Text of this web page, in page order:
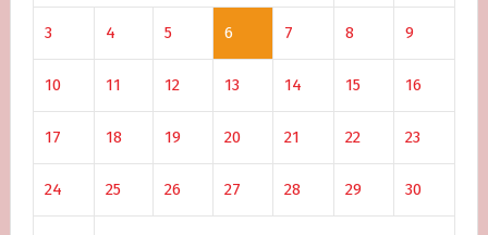
3 4 5 6 7 8 9
10 11 12 13 14 15 16
17 18 19 20 21 22 23
24 25 26 27 28 29 30